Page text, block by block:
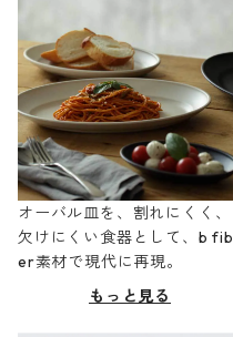
オーバル皿を、割れにくく、
欠けにくい食器として、b fib
er素材で現代に再現。
もっと見る